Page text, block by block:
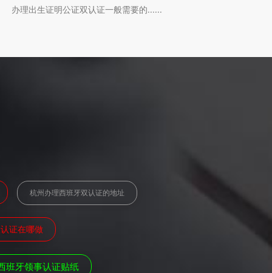
办理出生证明公证双认证一般需要的......
杭州办理西班牙双认证的地址
证在哪做
班牙领事认证贴纸